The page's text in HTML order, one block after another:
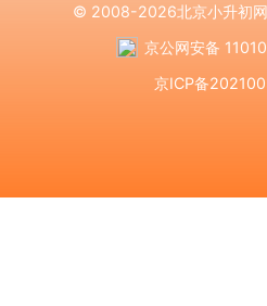
© 2008-2026北京小升初网
京公网安备
京ICP备